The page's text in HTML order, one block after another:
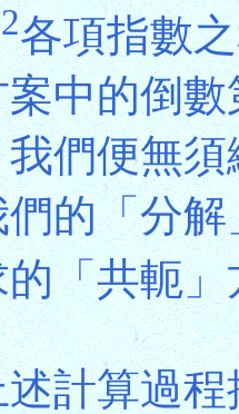
2各項指數
中的倒
們便無
的「分
「共軛」
計算過